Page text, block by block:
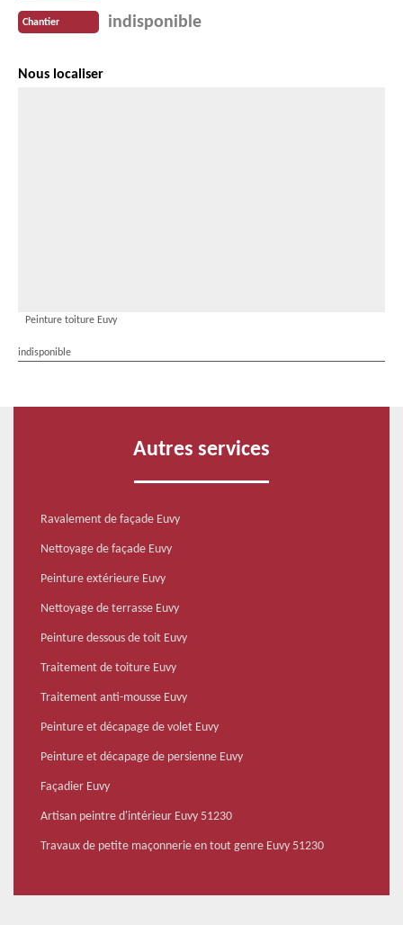
Chantier indisponible
Nous localiser
Peinture toiture Euvy
indisponible
Autres services
Ravalement de façade Euvy
Nettoyage de façade Euvy
Peinture extérieure Euvy
Nettoyage de terrasse Euvy
Peinture dessous de toit Euvy
Traitement de toiture Euvy
Traitement anti-mousse Euvy
Peinture et décapage de volet Euvy
Peinture et décapage de persienne Euvy
Façadier Euvy
Artisan peintre d'intérieur Euvy 51230
Travaux de petite maçonnerie en tout genre Euvy 51230